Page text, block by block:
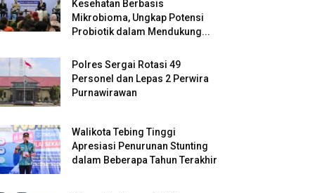
Kesehatan Berbasis
Mikrobioma, Ungkap Potensi
Probiotik dalam Mendukung...
Polres Sergai Rotasi 49
Personel dan Lepas 2 Perwira
Purnawirawan
Walikota Tebing Tinggi
Apresiasi Penurunan Stunting
dalam Beberapa Tahun Terakhir